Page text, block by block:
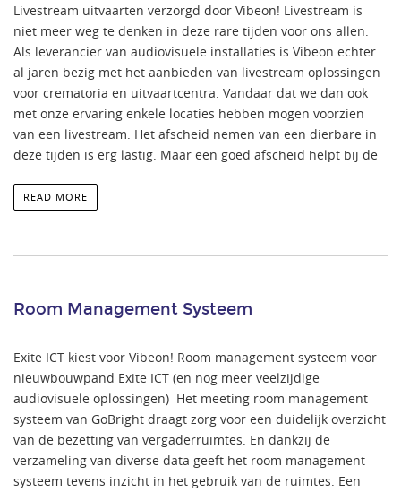
Livestream uitvaarten verzorgd door Vibeon! Livestream is
niet meer weg te denken in deze rare tijden voor ons allen.
Als leverancier van audiovisuele installaties is Vibeon echter
al jaren bezig met het aanbieden van livestream oplossingen
voor crematoria en uitvaartcentra. Vandaar dat we dan ook
met onze ervaring enkele locaties hebben mogen voorzien
van een livestream. Het afscheid nemen van een dierbare in
deze tijden is erg lastig. Maar een goed afscheid helpt bij de
READ MORE
Room Management Systeem
Exite ICT kiest voor Vibeon! Room management systeem voor
nieuwbouwpand Exite ICT (en nog meer veelzijdige
audiovisuele oplossingen) Het meeting room management
systeem van GoBright draagt zorg voor een duidelijk overzicht
van de bezetting van vergaderruimtes. En dankzij de
verzameling van diverse data geeft het room management
systeem tevens inzicht in het gebruik van de ruimtes. Een